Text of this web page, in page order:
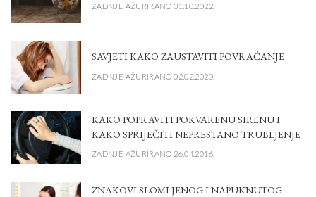
ZADNJE AŽURIRANO 31.10.2022.
SAVJETI KAKO ZAUSTAVITI POVRAĆANJE
ZADNJE AŽURIRANO 02.02.2020.
KAKO POPRAVITI POKVARENU SIRENU I
KAKO SPRIJEČITI NEPRESTANO TRUBLJENJE
ZADNJE AŽURIRANO 26.04.2016.
ZNAKOVI SLOMLJENOG I NAPUKNUTOG